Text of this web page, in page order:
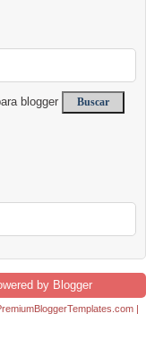
by Blogger
|